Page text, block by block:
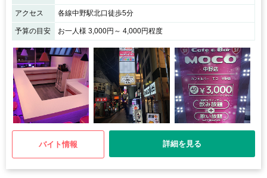
アクセス 各線中野駅北口徒歩5分
予算の目安 お一人様 3,000円～ 4,000円程度
バイト情報 詳細を見る